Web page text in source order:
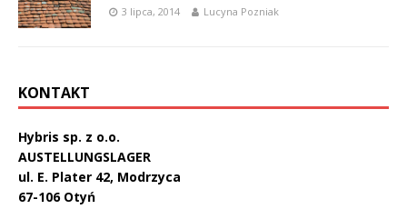
3 lipca, 2014 Lucyna Pozniak
KONTAKT
Hybris sp. z o.o.
AUSTELLUNGSLAGER
ul. E. Plater 42, Modrzyca
67-106 Otyń